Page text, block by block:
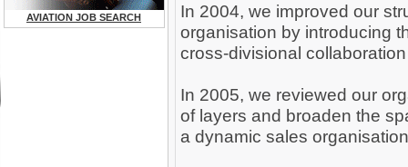
AVIATION JOB SEARCH
In 2004, we improved our
organisation by introducing
cross-divisional
In 2005, we reviewed our
of layers and broaden the
a dynamic sales